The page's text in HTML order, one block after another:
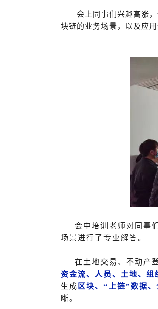
会上同事们兴趣高涨
块链的业务场景，以及应
会中培训老师对同事
场景进行了专业解答。
在土地交易、不动产
资金流、人员、土地、组
生成 区块、“上链”数据
晰。